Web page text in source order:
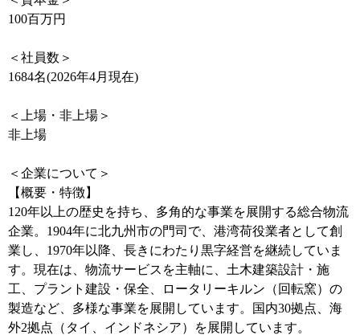
100百万円
＜社員数＞
1684名(2026年4月現在)
＜上場・非上場＞
非上場
＜企業について＞
【概要・特徴】
120年以上の歴史を持ち、多角的な事業を展開する総合物流
企業。1904年に北九州市の門司で、港湾荷役業者として創
業し、1970年以降、長きにわたり黒字経営を継続していま
す。現在は、物流サービスを主軸に、土木建築設計・施
工、プラント建設・保全、ロータリーキルン（回転窯）の
製造など、多様な事業を展開しています。国内30拠点、海
外2拠点（タイ、インドネシア）を展開しています。